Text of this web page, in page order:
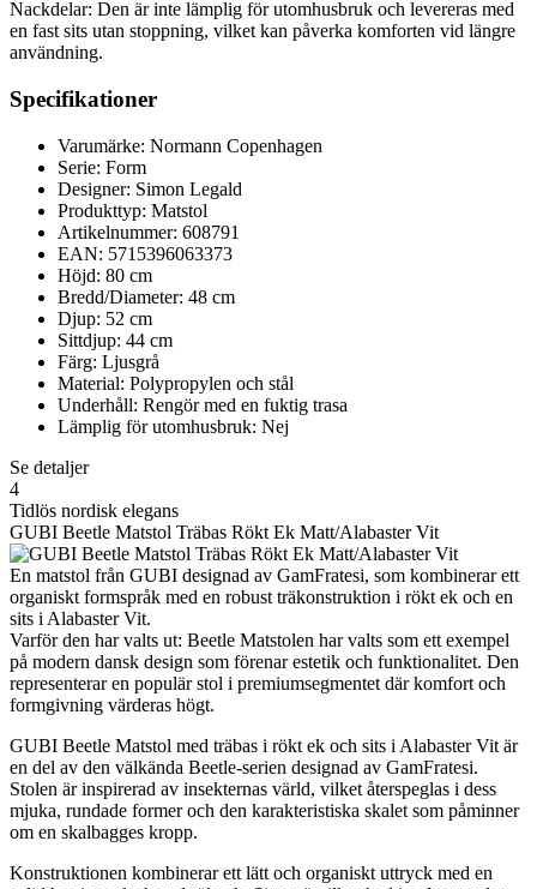
Nackdelar: Den är inte lämplig för utomhusbruk och levereras med
en fast sits utan stoppning, vilket kan påverka komforten vid längre
användning.
Specifikationer
Varumärke: Normann Copenhagen
Serie: Form
Designer: Simon Legald
Produkttyp: Matstol
Artikelnummer: 608791
EAN: 5715396063373
Höjd: 80 cm
Bredd/Diameter: 48 cm
Djup: 52 cm
Sittdjup: 44 cm
Färg: Ljusgrå
Material: Polypropylen och stål
Underhåll: Rengör med en fuktig trasa
Lämplig för utomhusbruk: Nej
Se detaljer
4
Tidlös nordisk elegans
GUBI Beetle Matstol Träbas Rökt Ek Matt/Alabaster Vit
En matstol från GUBI designad av GamFratesi, som kombinerar ett
organiskt formspråk med en robust träkonstruktion i rökt ek och en
sits i Alabaster Vit.
Varför den har valts ut: Beetle Matstolen har valts som ett exempel
på modern dansk design som förenar estetik och funktionalitet. Den
representerar en populär stol i premiumsegmentet där komfort och
formgivning värderas högt.
GUBI Beetle Matstol med träbas i rökt ek och sits i Alabaster Vit är
en del av den välkända Beetle-serien designad av GamFratesi.
Stolen är inspirerad av insekternas värld, vilket återspeglas i dess
mjuka, rundade former och den karakteristiska skalet som påminner
om en skalbagges kropp.
Konstruktionen kombinerar ett lätt och organiskt uttryck med en